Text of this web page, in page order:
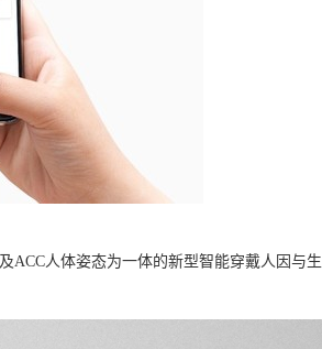
ACC人体姿态为一体的新型智能穿戴人因与生